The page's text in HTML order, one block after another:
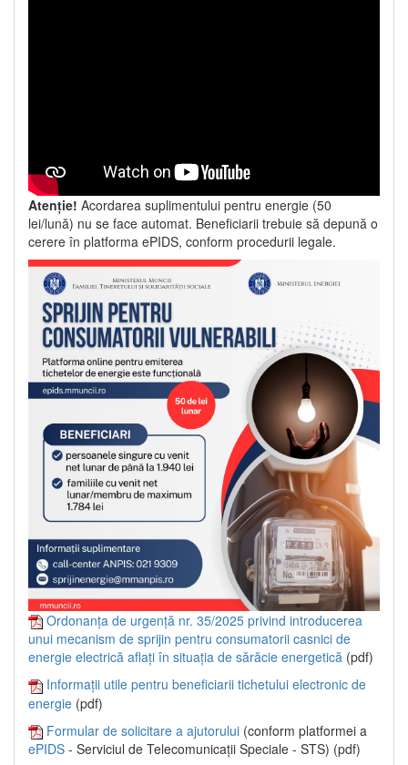
Atenție! Acordarea suplimentului pentru energie (50
lei/lună) nu se face automat. Beneficiarii trebuie să depună o
cerere în platforma ePIDS, conform procedurii legale.
Ordonanța de urgență nr. 35/2025 privind introducerea
unui mecanism de sprijin pentru consumatorii casnici de
energie electrică aflați în situația de sărăcie energetică (pdf)
Informații utile pentru beneficiarii tichetului electronic de
energie (pdf)
Formular de solicitare a ajutorului (conform platformei a
ePIDS - Serviciul de Telecomunicații Speciale - STS) (pdf)